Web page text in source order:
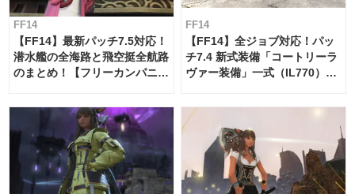
FF14
【FF14】最新パッチ7.5対応！
潜水艦の全海路と飛空挺全航路
のまとめ！【フリーカンパニ
FF14
【FF14】全ジョブ対応！パッ
チ7.4 新式装備「コートリーラ
ヴァー装備」一式（IL770）の